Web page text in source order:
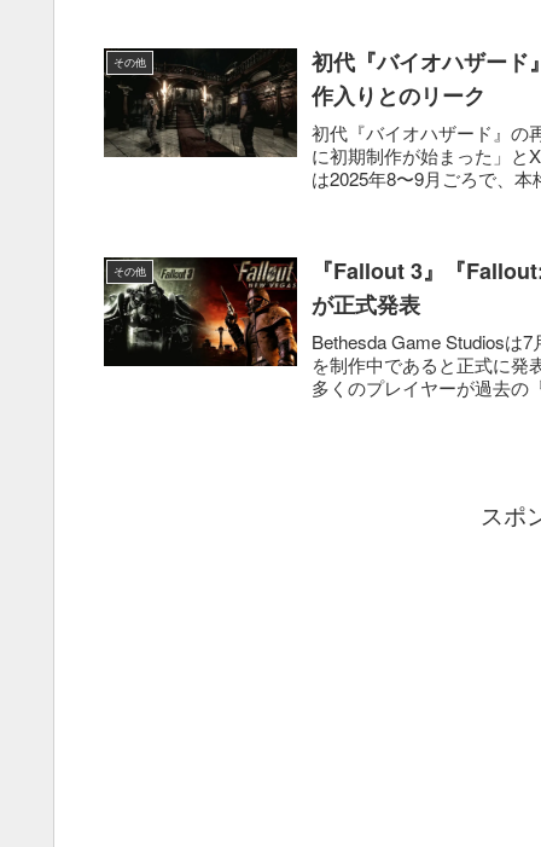
その他
初代『バイオハザー
作入りとのリーク
初代『バイオハザード』の
に初期制作が始まった」と
は2025年8〜9月ごろで、
その他
『Fallout 3』『
が正式発表
Bethesda Game Studiosは
を制作中であると正式に発
多くのプレイヤーが過去の
スポ